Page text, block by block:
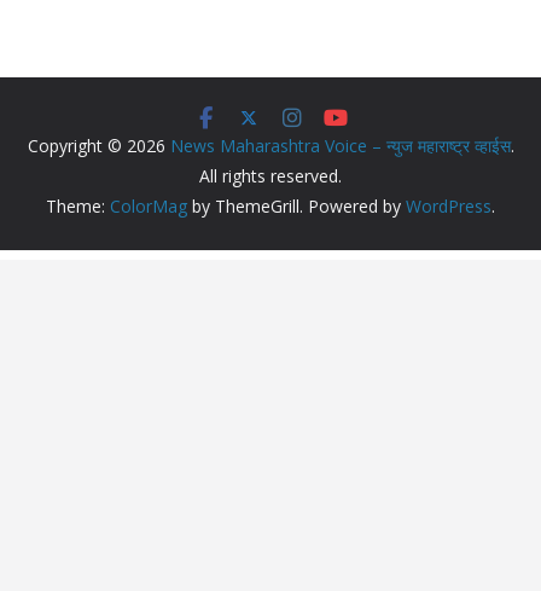
Copyright © 2026 News Maharashtra Voice – न्युज महाराष्ट्र व्हाईस.
All rights reserved.
Theme: ColorMag by ThemeGrill. Powered by WordPress.